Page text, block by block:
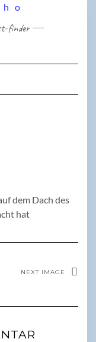
finder
dem Dach des
hat
NEXT IMAGE